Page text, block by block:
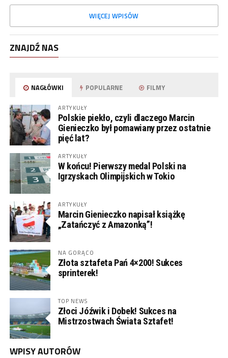
WIĘCEJ WPISÓW
ZNAJDŹ NAS
NAGŁÓWKI POPULARNE FILMY
ARTYKUŁY
Polskie piekło, czyli dlaczego Marcin
Gienieczko był pomawiany przez ostatnie
pięć lat?
ARTYKUŁY
W końcu! Pierwszy medal Polski na
Igrzyskach Olimpijskich w Tokio
ARTYKUŁY
Marcin Gienieczko napisał książkę
„Zatańczyć z Amazonką”!
NA GORĄCO
Złota sztafeta Pań 4×200! Sukces
sprinterek!
TOP NEWS
Złoci Jóźwik i Dobek! Sukces na
Mistrzostwach Świata Sztafet!
WPISY AUTORÓW